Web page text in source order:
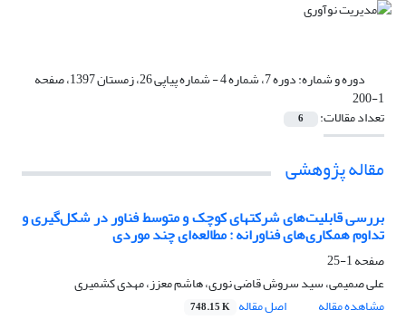
دوره و شماره: دوره 7، شماره 4 - شماره پیاپی 26، زمستان 1397، صفحه
1-200
تعداد مقالات: 6
مقاله پژوهشی
بررسی قابلیت‌های شرکتهای کوچک و متوسط فناور در شکل‌گیری و
تداوم همکاری‌های فناورانه : مطالعه‌ای چند موردی
صفحه1-25
علی صمیمی، سید سروش قاضی نوری، هاشم معزز، مهدی کشمیری
مشاهده مقاله
اصل مقاله 748.15 K